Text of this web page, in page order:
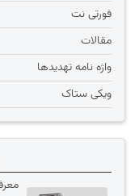
فورتی نت
مقالات
واژه نامه تهديدها
ویکی ستاک